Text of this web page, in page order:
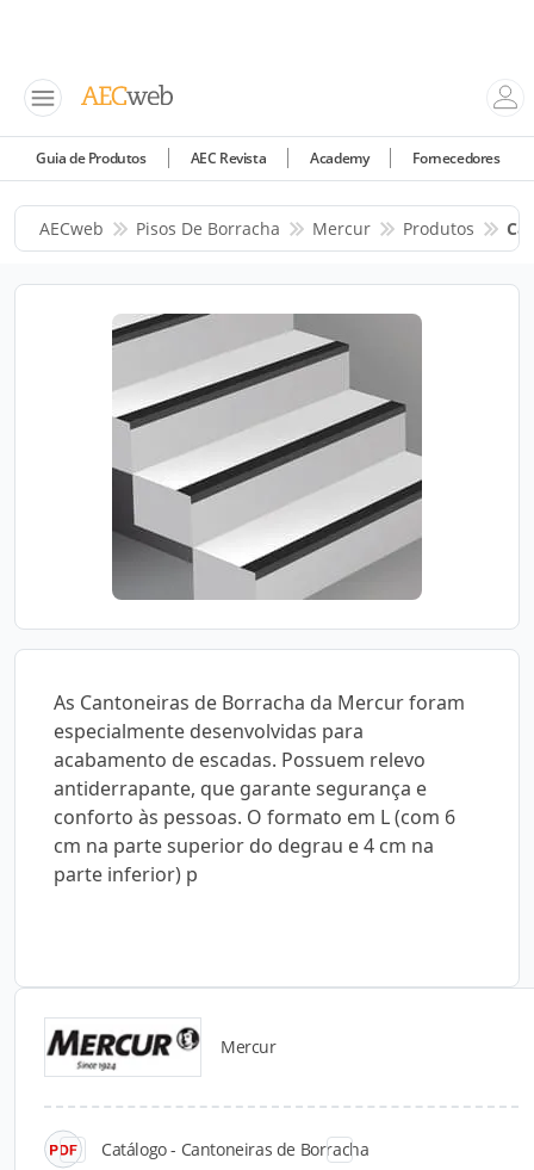
Guia de Produtos AEC Revista Academy Fornecedores
AECweb Pisos De Borracha Mercur Produtos
As Cantoneiras de Borracha da Mercur foram
especialmente desenvolvidas para
acabamento de escadas. Possuem relevo
antiderrapante, que garante segurança e
conforto às pessoas. O formato em L (com 6
cm na parte superior do degrau e 4 cm na
parte inferior) p
Mercur
Catálogo - Cantoneiras de Borracha
Catálogos para Download